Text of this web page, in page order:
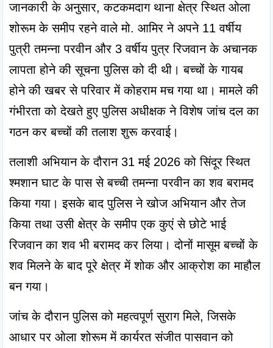
जानकारी के अनुसार, कटकमदाग थाना क्षेत्र स्थित ओला
शोरूम के समीप रहने वाले मो. आमिर ने अपने 11 वर्षीय
पुत्री तमन्ना परवीन और 3 वर्षीय पुत्र रिजवान के अचानक
लापता होने की सूचना पुलिस को दी थी। बच्चों के गायब
होने की खबर से परिवार में कोहराम मच गया था। मामले की
गंभीरता को देखते हुए पुलिस अधीक्षक ने विशेष जांच दल का
गठन कर बच्चों की तलाश शुरू करवाई।
तलाशी अभियान के दौरान 31 मई 2026 को सिंदूर स्थित
श्मशान घाट के पास से बच्ची तमन्ना परवीन का शव बरामद
किया गया। इसके बाद पुलिस ने खोज अभियान और तेज
किया तथा उसी क्षेत्र के समीप एक कुएं से छोटे भाई
रिजवान का शव भी बरामद कर लिया। दोनों मासूम बच्चों के
शव मिलने के बाद पूरे क्षेत्र में शोक और आक्रोश का माहौल
बन गया।
जांच के दौरान पुलिस को महत्वपूर्ण सुराग मिले, जिसके
आधार पर ओला शोरूम में कार्यरत संजीत पासवान को